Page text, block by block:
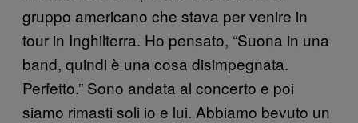
gruppo americano che stava per venire in
tour in Inghilterra. Ho pensato, “Suona in una
band, quindi è una cosa disimpegnata.
Perfetto.” Sono andata al concerto e poi
siamo rimasti soli io e lui. Abbiamo bevuto un